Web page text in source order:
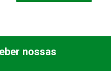
nossas